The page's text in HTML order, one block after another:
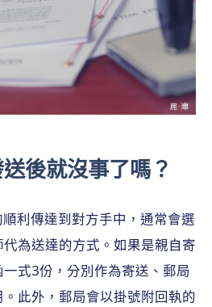
後就沒事了嗎？
利傳達到對方手中，通常會選
為送達的方式。如果是親自寄
式3份，分別作為寄送、郵局
此外，郵局會以掛號附回執的